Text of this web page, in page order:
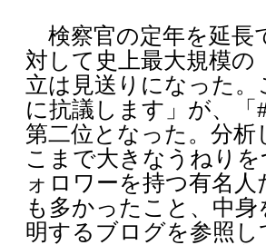
検察官の定年を延長
対して史上最大規模の
立は見送りになった
に抗議します」が、「
第二位となった。分
こまで大きなうねり
ォロワーを持つ有名
も多かったこと、中
明するブログを参照